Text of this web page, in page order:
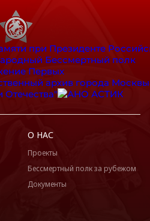
О НАС
Проекты
Бессмертный полк за рубежом
Документы